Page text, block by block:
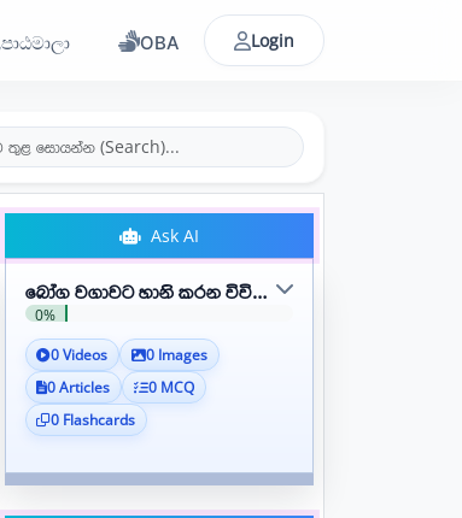
පාඨමාලා OBA Login
Ask AI
බෝග වගාවට හානි කරන විවිධ ග්‍රෝත්‍රවලට අයත් කෘමීන්
0%
0 Videos
0 Images
0 Articles
0 MCQ
0 Flashcards